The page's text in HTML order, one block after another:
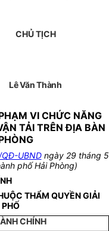
CHỦ TỊCH
Lê Văn Thành
VI CHỨC NĂNG
TẢI TRÊN ĐỊA BÀN
QĐ-UBNDngày 29 tháng 5
phố Hải Phòng)
THẨM QUYỀN GIẢI
CHÍNH